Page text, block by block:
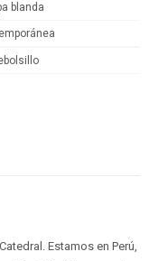
blanda
Estamos en Perú,